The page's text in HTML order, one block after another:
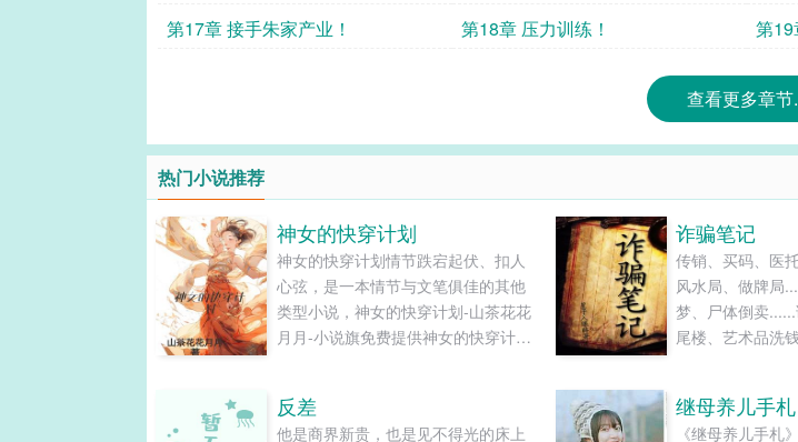
第17章 接手朱家产业！
第18章 压力训练！ 第
查看更多章节
热门小说推荐
神女的快穿计划
神女的快穿计划情节跌宕起伏、扣人
心弦，是一本情节与文笔俱佳的其他
类型小说，神女的快穿计划-山茶花花
月月-小说旗免费提供神女的快穿计划
诈骗笔记
传销、买码、医
风水局、做牌局
梦、尸体倒卖
尾楼、艺术品洗
个诈骗犯也扯上
反差
他是商界新贵，也是见不得光的床上
继母养儿手札
《继母养儿手札